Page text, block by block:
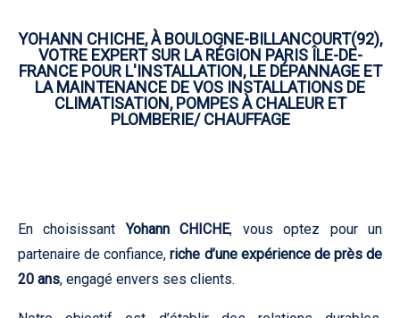
YOHANN CHICHE, À BOULOGNE-BILLANCOURT(92),
VOTRE EXPERT SUR LA RÉGION PARIS ÎLE-DE-
FRANCE POUR L'INSTALLATION, LE DÉPANNAGE ET
LA MAINTENANCE DE VOS INSTALLATIONS DE
CLIMATISATION, POMPES À CHALEUR ET
PLOMBERIE/ CHAUFFAGE
En choisissantYohann CHICHE, vous optez pour un
partenaire de confiance,riche d’une expérience de près de
20 ans, engagé envers ses clients.